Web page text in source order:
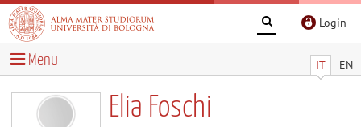
Login
IT EN
Menu
Elia Foschi